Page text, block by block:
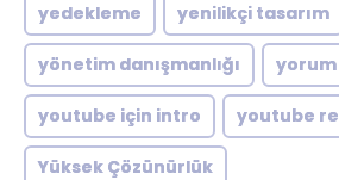
yedekleme yenilikçi tasarım
yönetim danışmanlığı yorum
youtube için intro youtube
Yüksek Çözünürlük